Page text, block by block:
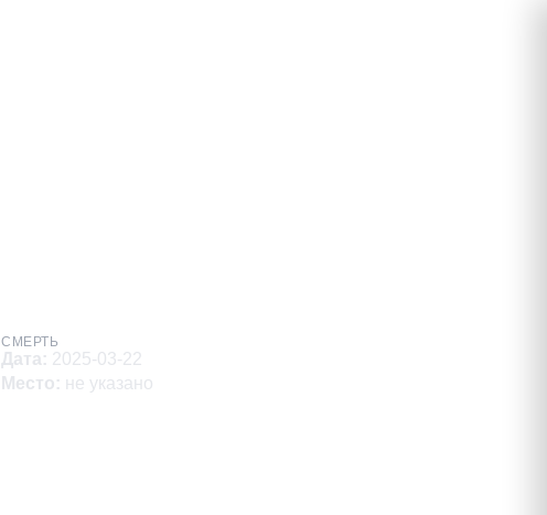
СМЕРТЬ
Дата: 2025-03-22
Место: не указано